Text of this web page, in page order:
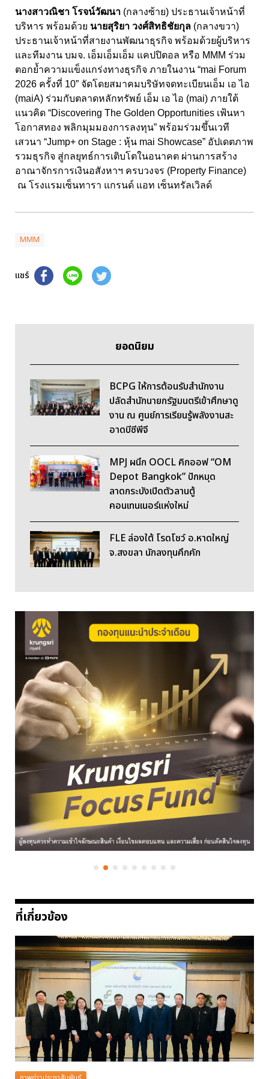
นางสาวณิชา โรจน์วัฒนา (กลางซ้าย) ประธานเจ้าหน้าที่
บริหาร พร้อมด้วย นายสุริยา วงศ์สิทธิชัยกุล (กลางขวา)
ประธานเจ้าหน้าที่สายงานพัฒนาธุรกิจ พร้อมด้วยผู้บริหาร
และทีมงาน บมจ. เอ็มเอ็มเอ็ม แคปปิตอล หรือ MMM ร่วม
ตอกย้ำความแข็งแกร่งทางธุรกิจ ภายในงาน “mai Forum
2026 ครั้งที่ 10” จัดโดยสมาคมบริษัทจดทะเบียนเอ็ม เอ ไอ
(maiA) ร่วมกับตลาดหลักทรัพย์ เอ็ม เอ ไอ (mai) ภายใต้
แนวคิด “Discovering The Golden Opportunities เฟ้นหา
โอกาสทอง พลิกมุมมองการลงทุน” พร้อมร่วมขึ้นเวที
เสวนา “Jump+ on Stage : หุ้น mai Showcase” อัปเดตภาพ
รวมธุรกิจ สู่กลยุทธ์การเติบโตในอนาคต ผ่านการสร้าง
อาณาจักรการเงินอสังหาฯ ครบวงจร (Property Finance)
ณ โรงแรมเซ็นทารา แกรนด์ แอท เซ็นทรัลเวิลด์
MMM
แชร์
ยอดนิยม
BCPG ให้การต้อนรับสำนักงาน
ปลัดสำนักนายกรัฐมนตรีเข้าศึกษาดู
งาน ณ ศูนย์การเรียนรู้พลังงานสะ
อาดบีซีพีจี
MPJ ผนึก OOCL คิกออฟ “OM
Depot Bangkok” ปักหมุด
ลาดกระบังเปิดตัวลานตู้
คอนเทนเนอร์แห่งใหม่
FLE ล่องใต้ โรดโชว์ อ.หาดใหญ่
จ.สงขลา นักลงทุนคึกคัก
ที่เกี่ยวข้อง